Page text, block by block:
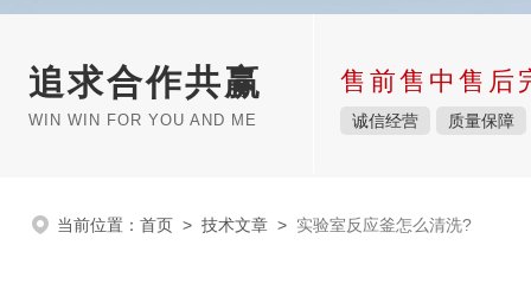
追求合作共赢
WIN WIN FOR YOU AND ME
售前售中售后
诚信经营 质量保障
当前位置： 首页 > 技术文章 > 实验室反应釜怎么清洗?